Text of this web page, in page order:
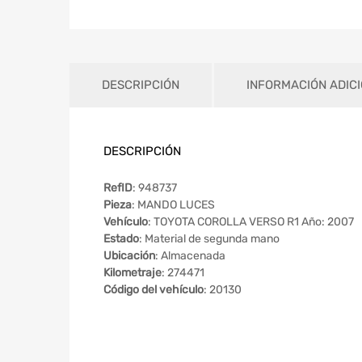
DESCRIPCIÓN INFORMACIÓN
DESCRIPCIÓN
RefID: 948737
Pieza: MANDO LUCES
Vehículo: TOYOTA COROLLA VERSO R1 Año: 2007
Estado: Material de segunda mano
Ubicación: Almacenada
Kilometraje: 274471
Código del vehículo: 20130